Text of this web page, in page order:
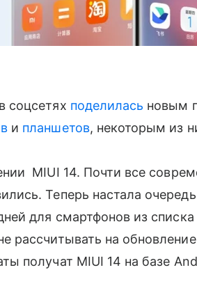
соцсетях поделилась новым
и планшетов, некоторым из
MIUI 14. Почти все
Теперь настала
для смартфонов из
рассчитывать на
получат MIUI 14 на базе